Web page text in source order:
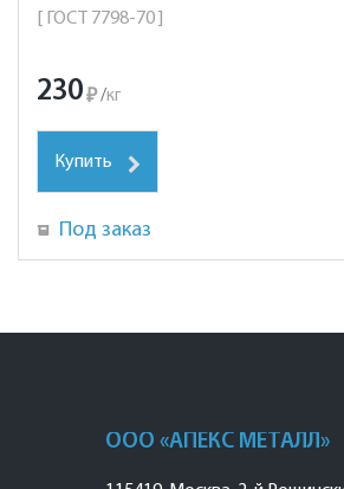
[ ГОСТ 7798-70 ]
230₽ /кг
Купить
Под заказ
ООО «АПЕКС МЕТАЛЛ»